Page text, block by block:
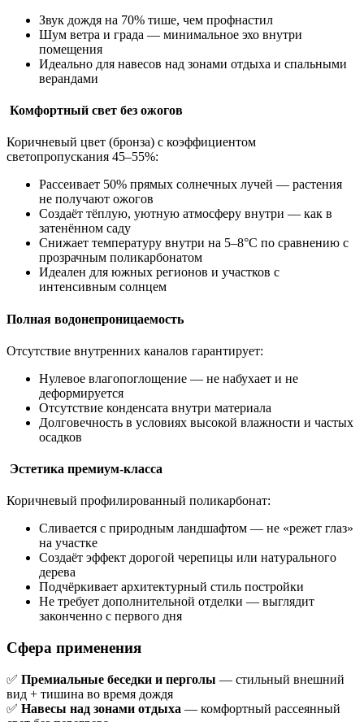
Звук дождя на 70% тише, чем профнастил
Шум ветра и града — минимальное эхо внутри
помещения
Идеально для навесов над зонами отдыха и спальными
верандами
Комфортный свет без ожогов
Коричневый цвет (бронза) с коэффициентом
светопропускания 45–55%:
Рассеивает 50% прямых солнечных лучей — растения
не получают ожогов
Создаёт тёплую, уютную атмосферу внутри — как в
затенённом саду
Снижает температуру внутри на 5–8°С по сравнению с
прозрачным поликарбонатом
Идеален для южных регионов и участков с
интенсивным солнцем
Полная водонепроницаемость
Отсутствие внутренних каналов гарантирует:
Нулевое влагопоглощение — не набухает и не
деформируется
Отсутствие конденсата внутри материала
Долговечность в условиях высокой влажности и частых
осадков
Эстетика премиум-класса
Коричневый профилированный поликарбонат:
Сливается с природным ландшафтом — не «режет глаз»
на участке
Создаёт эффект дорогой черепицы или натурального
дерева
Подчёркивает архитектурный стиль постройки
Не требует дополнительной отделки — выглядит
законченно с первого дня
Сфера применения
✅ Премиальные беседки и перголы — стильный внешний
вид + тишина во время дождя
✅ Навесы над зонами отдыха — комфортный рассеянный